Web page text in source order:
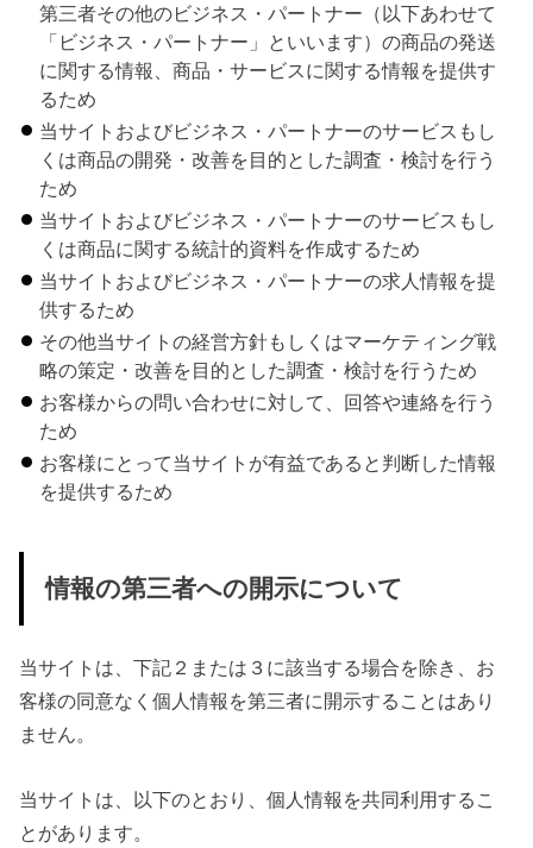
第三者その他のビジネス・パートナー（以下あわせて
「ビジネス・パートナー」といいます）の商品の発送
に関する情報、商品・サービスに関する情報を提供す
るため
当サイトおよびビジネス・パートナーのサービスもし
くは商品の開発・改善を目的とした調査・検討を行う
ため
当サイトおよびビジネス・パートナーのサービスもし
くは商品に関する統計的資料を作成するため
当サイトおよびビジネス・パートナーの求人情報を提
供するため
その他当サイトの経営方針もしくはマーケティング戦
略の策定・改善を目的とした調査・検討を行うため
お客様からの問い合わせに対して、回答や連絡を行う
ため
お客様にとって当サイトが有益であると判断した情報
を提供するため
情報の第三者への開示について
当サイトは、下記２または３に該当する場合を除き、お
客様の同意なく個人情報を第三者に開示することはあり
ません。
当サイトは、以下のとおり、個人情報を共同利用するこ
とがあります。